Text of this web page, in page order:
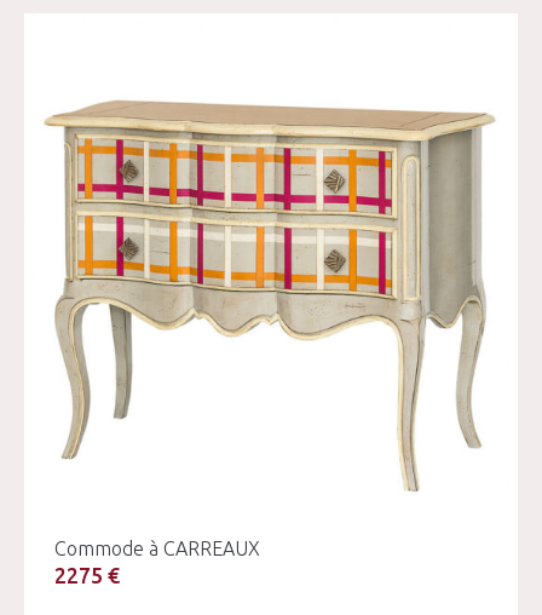
Commode à CARREAUX
2275 €